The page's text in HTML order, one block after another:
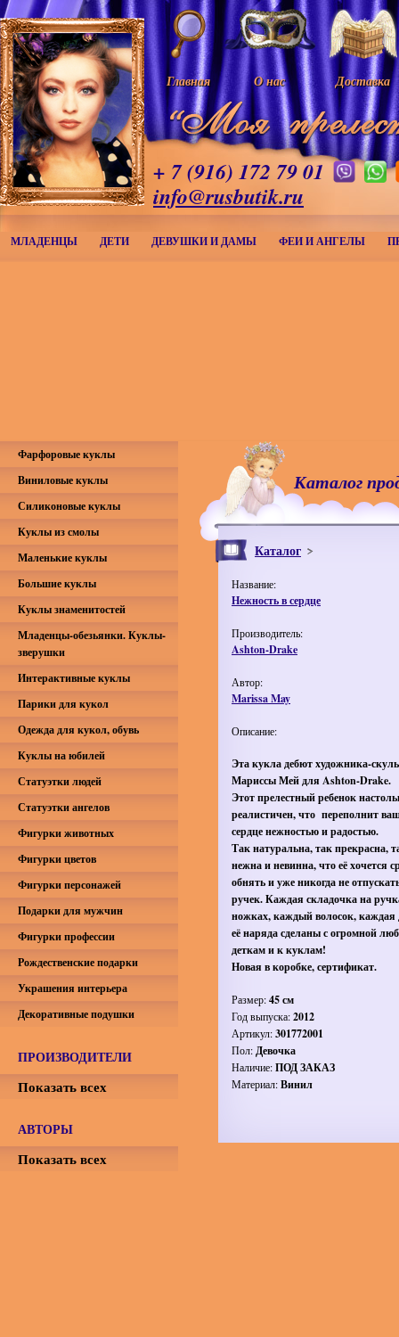
Главная О нас Доставка
+ 7 (916) 172 79 01
info@rusbutik.ru
МЛАДЕНЦЫ ДЕТИ ДЕВУШКИ И ДАМЫ ФЕИ И АНГЕЛЫ
Каталог
Каталог
Название:
Нежность в сердце
Производитель:
Ashton-Drake
Автор:
Marissa May
Описание:
Эта кукла дебют художника-
Мариссы Мей для Ashton-Drake.
Этот прелестный ребенок
реалистичен, что переполнит
сердце нежностью и радостью.
Так натуральна, так прекрасна,
нежна и невинна, что её хочется
обнять и уже никогда не
ручек. Каждая складочка на
ножках, каждый волосок, каждая
её наряда сделаны с огромной
деткам и к куклам!
Новая в коробке, сертификат.
Размер:45 см
Год выпуска:2012
Артикул:301772001
Пол:Девочка
Наличие:ПОД ЗАКАЗ
Материал:Винил
Фарфоровые куклы
Виниловые куклы
Силиконовые куклы
Куклы из смолы
Маленькие куклы
Большие куклы
Куклы знаменитостей
Младенцы-обезьянки. Куклы-
зверушки
Интерактивные куклы
Парики для кукол
Одежда для кукол, обувь
Куклы на юбилей
Статуэтки людей
Статуэтки ангелов
Фигурки животных
Фигурки цветов
Фигурки персонажей
Подарки для мужчин
Фигурки профессии
Рождественские подарки
Украшения интерьера
Декоративные подушки
ПРОИЗВОДИТЕЛИ
Показать всех
АВТОРЫ
Показать всех